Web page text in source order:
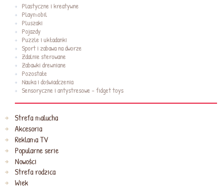
Plastyczne i kreatywne
Playmobil
Pluszaki
Pojazdy
Puzzle i układanki
Sport i zabawa na dworze
Zdalnie sterowane
Zabawki drewniane
Pozostałe
Nauka i doświadczenia
Sensoryczne i antystresowe - fidget toys
Strefa malucha
Akcesoria
Reklama TV
Popularne serie
Nowości
Strefa rodzica
Wiek